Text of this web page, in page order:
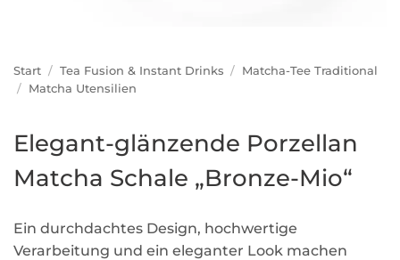
Start / Tea Fusion & Instant Drinks / Matcha-Tee Traditional
/
Matcha Utensilien
Elegant-glänzende Porzellan
Matcha Schale „Bronze-Mio“
Ein durchdachtes Design, hochwertige
Verarbeitung und ein eleganter Look machen